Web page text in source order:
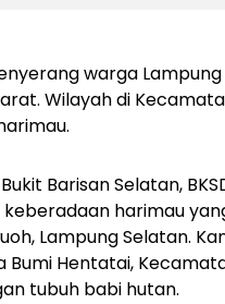
warga
Wilayah di
Barisan Selatan,
harimau
Lampung Selatan.
Hentatai,
tubuh babi hutan.